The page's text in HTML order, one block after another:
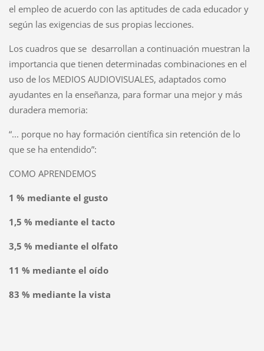
el empleo de acuerdo con las aptitudes de cada educador y
según las exigencias de sus propias lecciones.
Los cuadros que se desarrollan a continuación muestran la
importancia que tienen determinadas combinaciones en el
uso de los MEDIOS AUDIOVISUALES, adaptados como
ayudantes en la enseñanza, para formar una mejor y más
duradera memoria:
“... porque no hay formación científica sin retención de lo
que se ha entendido”:
COMO APRENDEMOS
1 % mediante el gusto
1,5 % mediante el tacto
3,5 % mediante el olfato
11 % mediante el oído
83 % mediante la vista